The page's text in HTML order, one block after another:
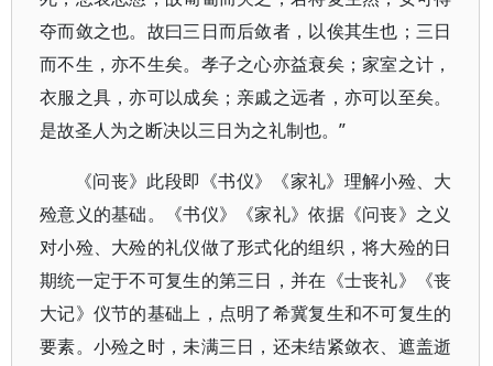
夺而敛之也。故曰三日而后敛者，以俟其生也；三日
而不生，亦不生矣。孝子之心亦益衰矣；家室之计，
衣服之具，亦可以成矣；亲戚之远者，亦可以至矣。
是故圣人为之断决以三日为之礼制也。”
《问丧》此段即《书仪》《家礼》理解小殓、大
殓意义的基础。《书仪》《家礼》依据《问丧》之义
对小殓、大殓的礼仪做了形式化的组织，将大殓的日
期统一定于不可复生的第三日，并在《士丧礼》《丧
大记》仪节的基础上，点明了希冀复生和不可复生的
要素。小殓之时，未满三日，还未结紧敛衣、遮盖逝